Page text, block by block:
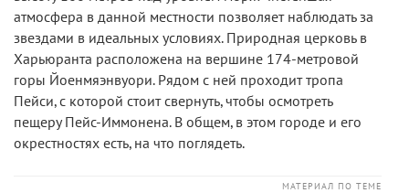
атмосфера в данной местности позволяет наблюдать за
звездами в идеальных условиях. Природная церковь в
Харьюранта расположена на вершине 174-метровой
горы Йоенмяэнвуори. Рядом с ней проходит тропа
Пейси, с которой стоит свернуть, чтобы осмотреть
пещеру Пейс-Иммонена. В общем, в этом городе и его
окрестностях есть, на что поглядеть.
МАТЕРИАЛ ПО ТЕМЕ